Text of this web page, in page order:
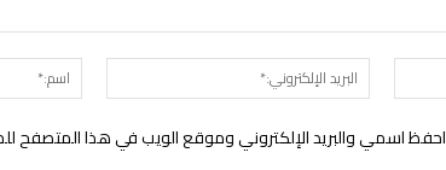
البريد
الإلكتروني:*
الموقع:
احفظ اسمي والبريد الإلكتروني وموقع الويب في هذا المتصفح